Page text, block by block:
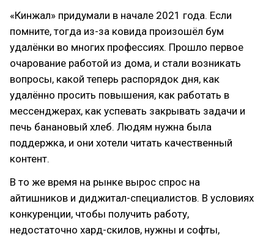
«Кинжал» придумали в начале 2021 года. Если
помните, тогда из-за ковида произошёл бум
удалёнки во многих профессиях. Прошло первое
очарование работой из дома, и стали возникать
вопросы, какой теперь распорядок дня, как
удалённо просить повышения, как работать в
мессенджерах, как успевать закрывать задачи и
печь банановый хлеб. Людям нужна была
поддержка, и они хотели читать качественный
контент.
В то же время на рынке вырос спрос на
айтишников и диджитал-специалистов. В условиях
конкуренции, чтобы получить работу,
недостаточно хард-скилов, нужны и софты,